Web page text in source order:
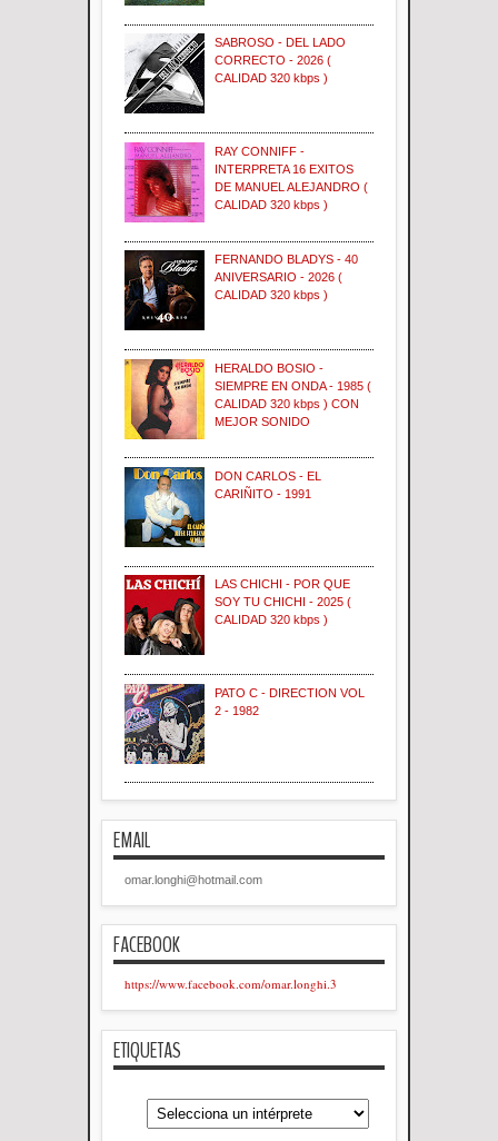
SABROSO - DEL LADO
CORRECTO - 2026 (
CALIDAD 320 kbps )
RAY CONNIFF -
INTERPRETA 16 EXITOS
DE MANUEL ALEJANDRO (
CALIDAD 320 kbps )
FERNANDO BLADYS - 40
ANIVERSARIO - 2026 (
CALIDAD 320 kbps )
HERALDO BOSIO -
SIEMPRE EN ONDA - 1985 (
CALIDAD 320 kbps ) CON
MEJOR SONIDO
DON CARLOS - EL
CARIÑITO - 1991
LAS CHICHI - POR QUE
SOY TU CHICHI - 2025 (
CALIDAD 320 kbps )
PATO C - DIRECTION VOL
2 - 1982
EMAIL
omar.longhi@hotmail.com
FACEBOOK
https://www.facebook.com/omar.longhi.3
ETIQUETAS